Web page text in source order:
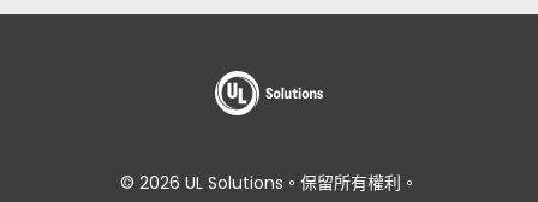
© 2026 UL Solutions。保留所有權利。